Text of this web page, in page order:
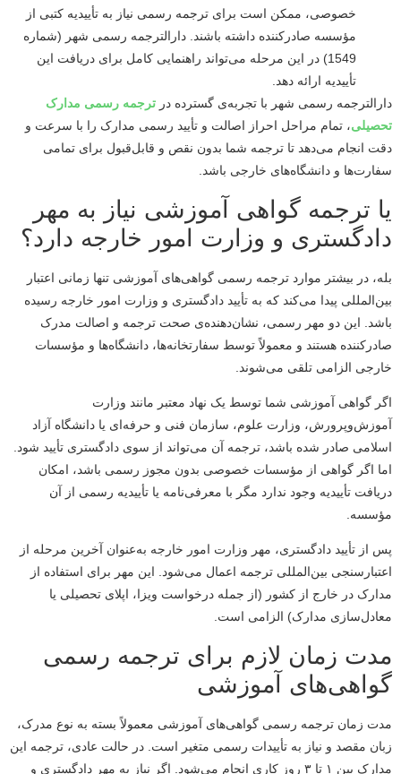
خصوصی، ممکن است برای ترجمه رسمی نیاز به تأییدیه کتبی از
مؤسسه صادرکننده داشته باشند. دارالترجمه رسمی شهر (شماره
1549) در این مرحله می‌تواند راهنمایی کامل برای دریافت این
تأییدیه ارائه دهد.
دارالترجمه رسمی شهر با تجربه‌ی گسترده در ترجمه رسمی مدارک
تحصیلی، تمام مراحل احراز اصالت و تأیید رسمی مدارک را با سرعت و
دقت انجام می‌دهد تا ترجمه شما بدون نقص و قابل‌قبول برای تمامی
سفارت‌ها و دانشگاه‌های خارجی باشد.
یا ترجمه گواهی آموزشی نیاز به مهر
دادگستری و وزارت امور خارجه دارد؟
بله، در بیشتر موارد ترجمه رسمی گواهی‌های آموزشی تنها زمانی اعتبار
بین‌المللی پیدا می‌کند که به تأیید دادگستری و وزارت امور خارجه رسیده
باشد. این دو مهر رسمی، نشان‌دهنده‌ی صحت ترجمه و اصالت مدرک
صادرکننده هستند و معمولاً توسط سفارتخانه‌ها، دانشگاه‌ها و مؤسسات
خارجی الزامی تلقی می‌شوند.
اگر گواهی آموزشی شما توسط یک نهاد معتبر مانند وزارت
آموزش‌وپرورش، وزارت علوم، سازمان فنی و حرفه‌ای یا دانشگاه آزاد
اسلامی صادر شده باشد، ترجمه آن می‌تواند از سوی دادگستری تأیید شود.
اما اگر گواهی از مؤسسات خصوصی بدون مجوز رسمی باشد، امکان
دریافت تأییدیه وجود ندارد مگر با معرفی‌نامه یا تأییدیه رسمی از آن
مؤسسه.
پس از تأیید دادگستری، مهر وزارت امور خارجه به‌عنوان آخرین مرحله از
اعتبارسنجی بین‌المللی ترجمه اعمال می‌شود. این مهر برای استفاده از
مدارک در خارج از کشور (از جمله درخواست ویزا، اپلای تحصیلی یا
معادل‌سازی مدارک) الزامی است.
مدت زمان لازم برای ترجمه رسمی
گواهی‌های آموزشی
مدت زمان ترجمه رسمی گواهی‌های آموزشی معمولاً بسته به نوع مدرک،
زبان مقصد و نیاز به تأییدات رسمی متغیر است. در حالت عادی، ترجمه این
مدارک بین ۱ تا ۳ روز کاری انجام می‌شود. اگر نیاز به مهر دادگستری و